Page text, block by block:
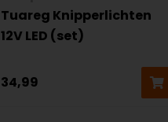
Tuareg Knipperlichten
12V LED (set)
34,99